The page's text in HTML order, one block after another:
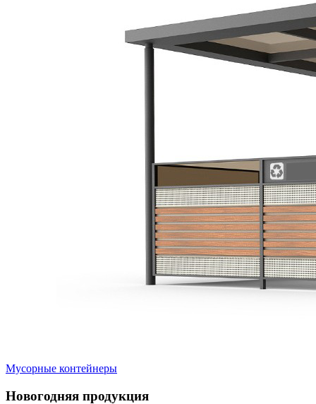
Мусорные контейнеры
Новогодняя продукция